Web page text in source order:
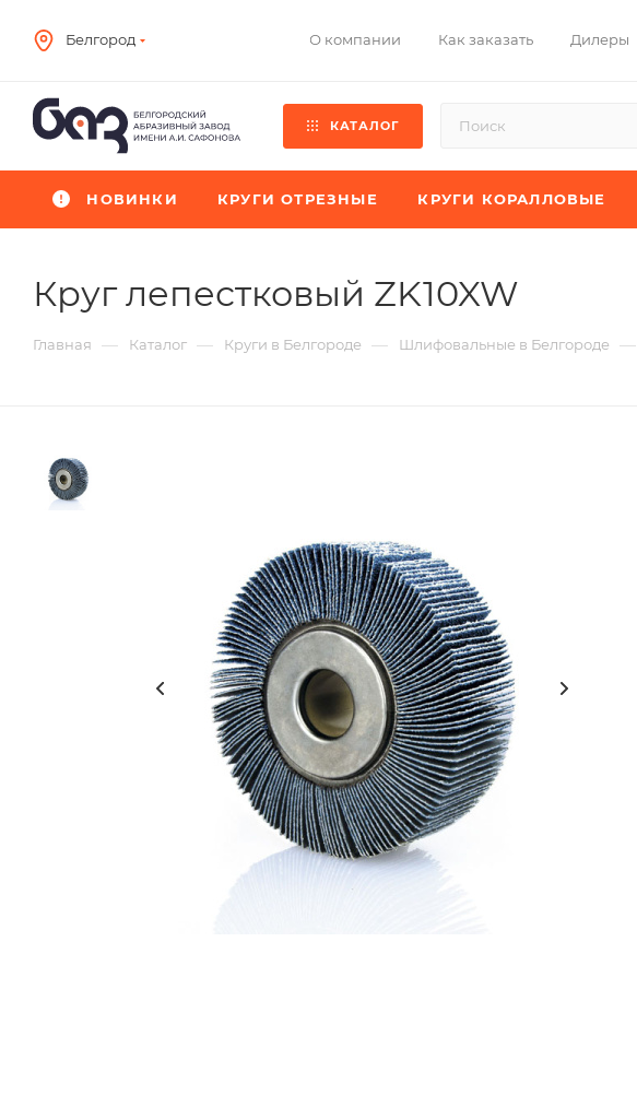
Белгород О компании Как заказать Дилеры
КАТАЛОГ
НОВИНКИ КРУГИ ОТРЕЗНЫЕ КРУГИ КОРАЛЛОВЫЕ
Круг лепестковый ZK10XW
Главная — Каталог — Круги в Белгороде — Шлифовальные в Белгороде —